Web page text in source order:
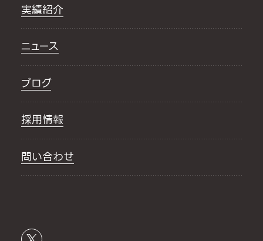
実績紹介
ニュース
ブログ
採用情報
問い合わせ